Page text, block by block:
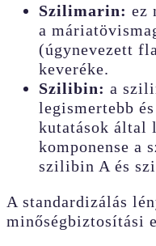
Szilimarin: ez
a
(úgynevezett
keveréke.
Szilibin: a
legismertebb
kutatások által
komponense a
szilibin A és
A standardizálás
minőségbiztosítási